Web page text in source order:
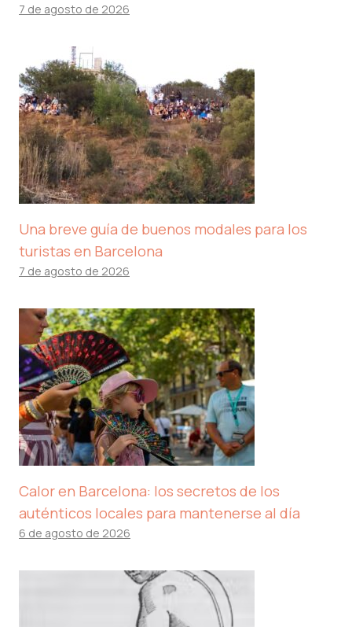
7 de agosto de 2026
Una breve guía de buenos modales para los
turistas en Barcelona
7 de agosto de 2026
Calor en Barcelona: los secretos de los
auténticos locales para mantenerse al día
6 de agosto de 2026